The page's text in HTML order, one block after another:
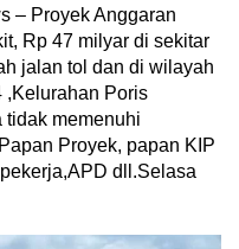
– Proyek Anggaran
Rp 47 milyar di sekitar
jalan tol dan di wilayah
,Kelurahan Poris
tidak memenuhi
Proyek, papan KIP
dll.Selasa